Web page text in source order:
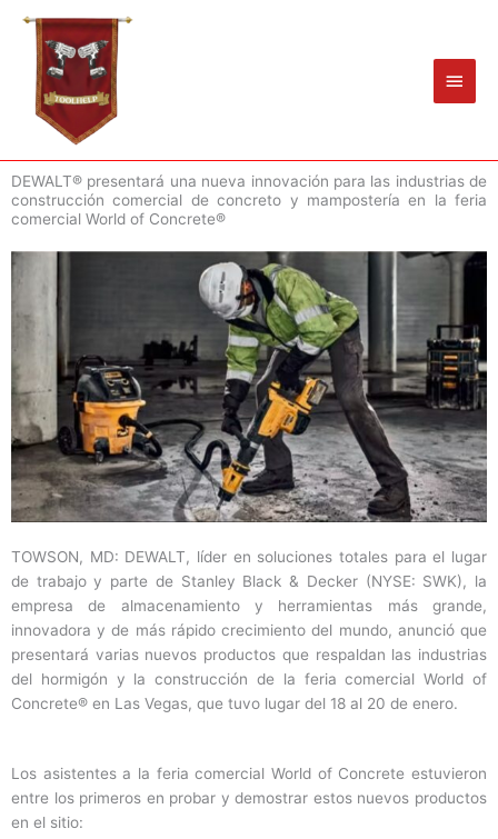
contenido
DEWALT® presentará una nueva innovación para las industrias de
construcción comercial de concreto y mampostería en la feria
comercial World of Concrete®
TOWSON, MD: DEWALT, líder en soluciones totales para el lugar
de trabajo y parte de Stanley Black & Decker (NYSE: SWK), la
empresa de almacenamiento y herramientas más grande,
innovadora y de más rápido crecimiento del mundo, anunció que
presentará varias nuevos productos que respaldan las industrias
del hormigón y la construcción de la feria comercial World of
Concrete® en Las Vegas, que tuvo lugar del 18 al 20 de enero.
Los asistentes a la feria comercial World of Concrete estuvieron
entre los primeros en probar y demostrar estos nuevos productos
en el sitio: